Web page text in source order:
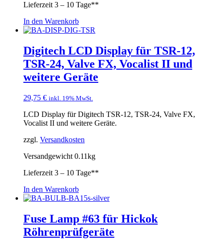
Lieferzeit 3 – 10 Tage**
In den Warenkorb
Digitech LCD Display für TSR-12,
TSR-24, Valve FX, Vocalist II und
weitere Geräte
29,75 € inkl. 19% MwSt.
LCD Display für Digitech TSR-12, TSR-24, Valve FX,
Vocalist II und weitere Geräte.
zzgl. Versandkosten
Versandgewicht 0.11kg
Lieferzeit 3 – 10 Tage**
In den Warenkorb
Fuse Lamp #63 für Hickok
Röhrenprüfgeräte